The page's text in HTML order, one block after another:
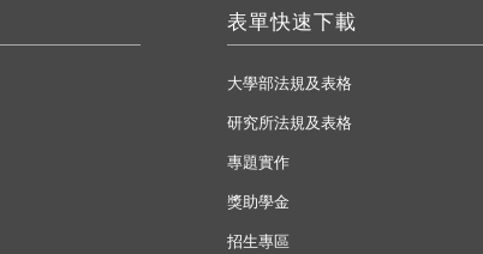
表單快速下載
大學部法規及表格
研究所法規及表格
專題實作
獎助學金
招生專區